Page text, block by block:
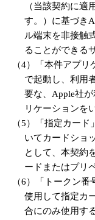
（当該契約に適
す。）に基づき
ル端末を非接触
ることができる
（4）「本件アプ
で起動し、利用
要な、Apple社
リケーションを
（5）「指定カー
いてカードショ
として、本契約
ードまたはプリ
（6）「トークン
使用して指定カ
合にのみ使用す